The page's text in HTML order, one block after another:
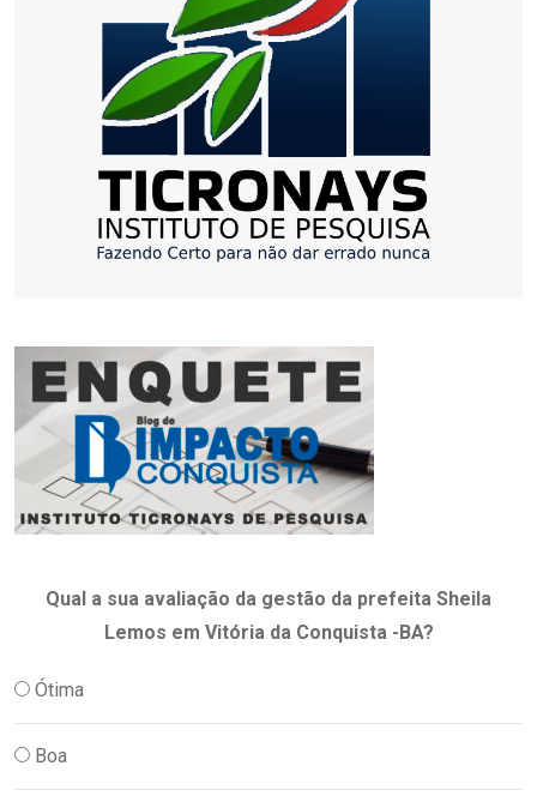
Qual a sua avaliação da gestão da prefeita Sheila
Lemos em Vitória da Conquista -BA?
Ótima
Boa